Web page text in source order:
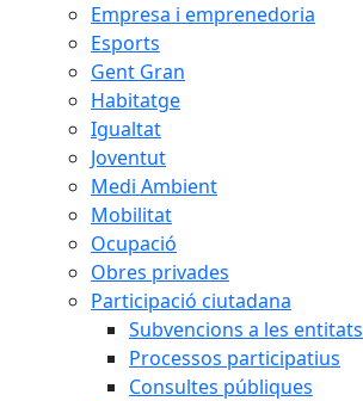
Empresa i emprenedoria
Esports
Gent Gran
Habitatge
Igualtat
Joventut
Medi Ambient
Mobilitat
Ocupació
Obres privades
Participació ciutadana
Subvencions a les entitats
Processos participatius
Consultes públiques